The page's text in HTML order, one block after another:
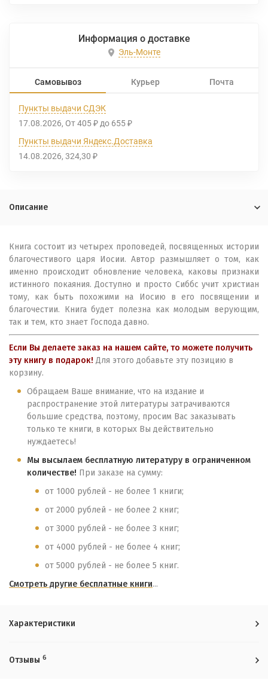
Информация о доставке
Эль-Монте
Самовывоз Курьер Почта
Пункты выдачи СДЭК
17.08.2026 От 405 ₽ до 655 ₽
Пункты выдачи Яндекс.Доставка
14.08.2026 324,30 ₽
Описание
Книга состоит из четырех проповедей, посвященных истории
благочестивого царя Иосии. Автор размышляет о том, как
именно происходит обновление человека, каковы признаки
истинного покаяния. Доступно и просто Сиббс учит христиан
тому, как быть похожими на Иосию в его посвящении и
благочестии. Книга будет полезна как молодым верующим,
так и тем, кто знает Господа давно.
Если Вы делаете заказ на нашем сайте, то можете получить
эту книгу в подарок! Для этого добавьте эту позицию в
корзину.
Обращаем Ваше внимание, что на издание и
распространение этой литературы затрачиваются
большие средства, поэтому, просим Вас заказывать
только те книги, в которых Вы действительно
нуждаетесь!
Мы высылаем бесплатную литературу в ограниченном
количестве! При заказе на сумму:
от 1000 рублей - не более 1 книги;
от 2000 рублей - не более 2 книг;
от 3000 рублей - не более 3 книг;
от 4000 рублей - не более 4 книг;
от 5000 рублей - не более 5 книг.
Смотреть другие бесплатные книги...
Характеристики
Отзывы 6